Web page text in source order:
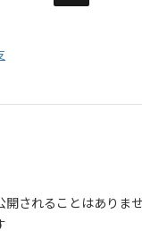
されることはありませ